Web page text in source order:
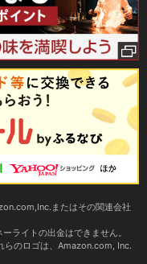
またはその関連会社
ライトの出金はできません。
のロゴは、Amazon.com, Inc.